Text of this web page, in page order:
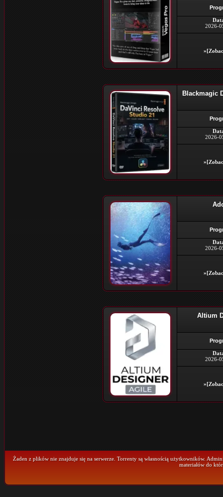
2026-
Blackmagic
2026-
2026-
Altium
2026-
Żaden z plików nie znajduje się na serwerze. Torrenty są własnością użytkowników.
materiałów do